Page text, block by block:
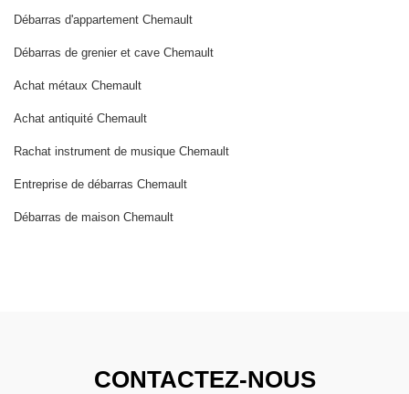
Débarras d'appartement Chemault
Débarras de grenier et cave Chemault
Achat métaux Chemault
Achat antiquité Chemault
Rachat instrument de musique Chemault
Entreprise de débarras Chemault
Débarras de maison Chemault
CONTACTEZ-NOUS